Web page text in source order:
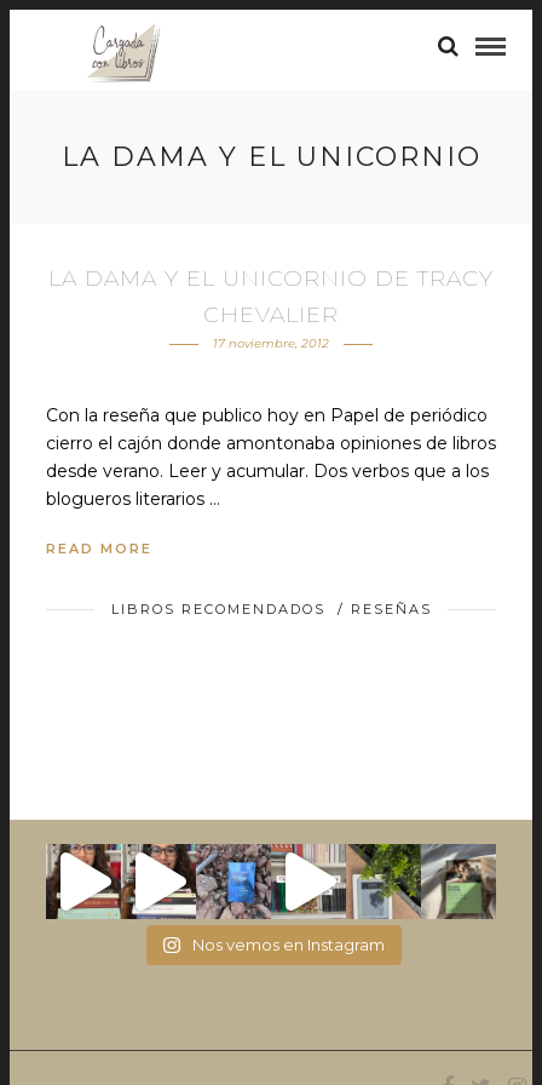
LA DAMA Y EL UNICORNIO
LA DAMA Y EL UNICORNIO DE TRACY
CHEVALIER
17 noviembre, 2012
Con la reseña que publico hoy en Papel de periódico
cierro el cajón donde amontonaba opiniones de libros
desde verano. Leer y acumular. Dos verbos que a los
blogueros literarios …
READ MORE
LIBROS RECOMENDADOS / RESEÑAS
Nos vemos en Instagram